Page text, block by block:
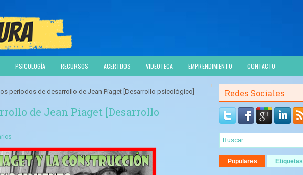
PSICOLOGÍA RECURSOS ACERTIJOS VIDEOTECA EMPRENDIMIENTO CONTACTO
periodos de desarrollo de Jean Piaget [Desarrollo psicológico]
de Jean Piaget [Desarrollo
Redes Sociales
Populares Etiquetas